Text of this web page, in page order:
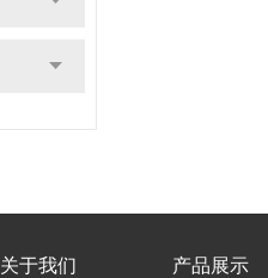
关于我们 产品展示